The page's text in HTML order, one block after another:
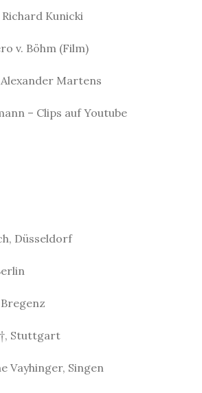
Richard Kunicki
v. Böhm (Film)
Martens
– Clips auf Youtube
Düsseldorf
†, Stuttgart
Vayhinger, Singen